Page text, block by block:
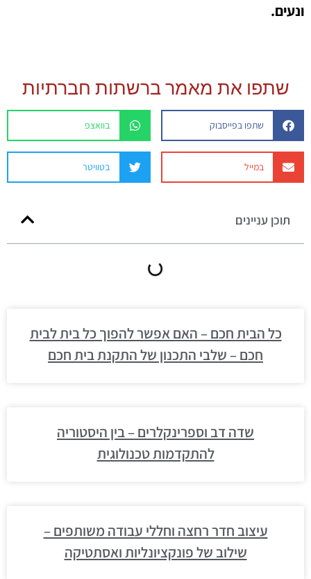
ונעים.
שתפו את מאמר ברשתות חברתיות
שתפו בפייסבוק בוואצפ
במייל בטוויטר
תוכן עניינים
כל הבית חכם – האם אפשר להפוך כל בית לבית
חכם – שלבי התכנון של התקנת בית חכם
שדה דב וספרינקלרים – בין היסטוריה
להתקדמות טכנולוגית
עיצוב חדר רחצה וחללי עבודה משותפים –
שילוב של פונקציונליות ואסתטיקה